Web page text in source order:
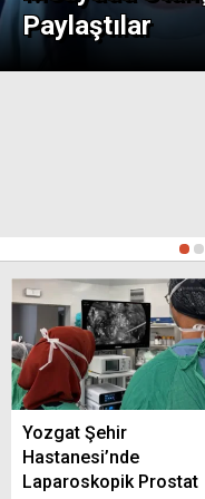
Paylaştılar
1 2
Yozgat Şehir
Hastanesi’nde
Laparoskopik Prostat